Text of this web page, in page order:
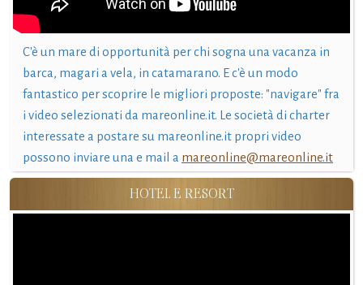
C'è un mare di opportunità per chi sogna una vacanza in
barca, magari a vela, in catamarano. E c'è un modo
fantastico per scoprire le migliori proposte: "navigare" fra
i video selezionati da mareonline.it. Le società di charter
interessate a postare su mareonline.it propri video
possono inviare una e mail a mareonline@mareonline.it
HOTEL E RESORT